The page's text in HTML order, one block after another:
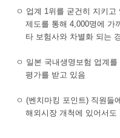
ㅇ 업계 1위를 굳건히 지키
제도를 통해 4,000명에 가
타 보험사와 차별화 되는
ㅇ 일본 국내생명보험 업계
평가를 받고 있음
ㅇ (벤치마킹 포인트) 직원들
해외시장 개척에 있어서도